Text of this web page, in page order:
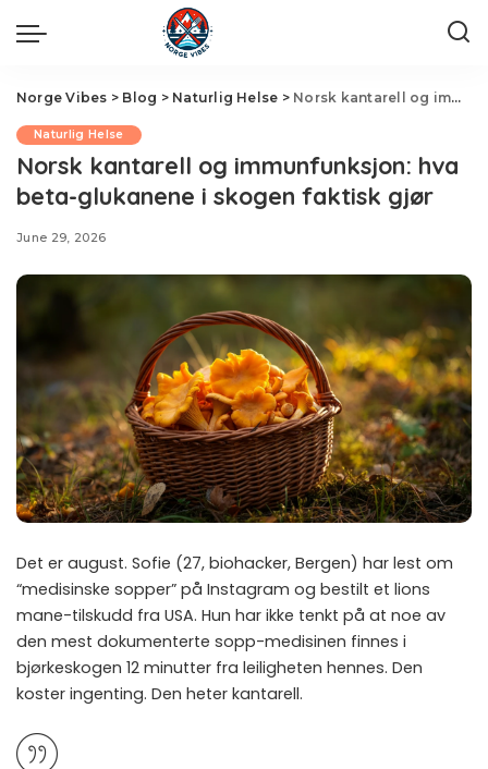
Norge Vibes > Blog > Naturlig Helse > Norsk kantarell og immunfunksjon: hva beta-glukanene i skogen faktisk gjør
Naturlig Helse
Norsk kantarell og immunfunksjon: hva
beta-glukanene i skogen faktisk gjør
June 29, 2026
Det er august. Sofie (27, biohacker, Bergen) har lest om
“medisinske sopper” på Instagram og bestilt et lions
mane-tilskudd fra USA. Hun har ikke tenkt på at noe av
den mest dokumenterte sopp-medisinen finnes i
bjørkeskogen 12 minutter fra leiligheten hennes. Den
koster ingenting. Den heter kantarell.